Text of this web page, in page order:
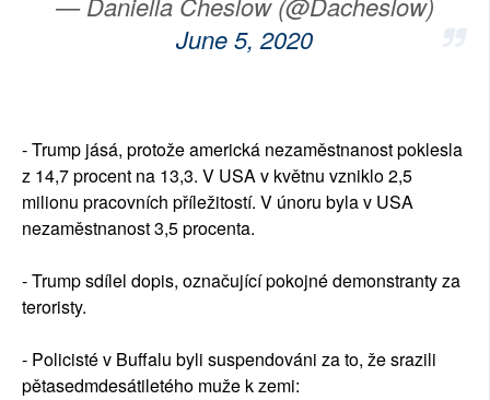
June 5, 2020
- Trump jásá, protože americká nezaměstnanost poklesla
z 14,7 procent na 13,3. V USA v květnu vzniklo 2,5
milionu pracovních příležitostí. V únoru byla v USA
nezaměstnanost 3,5 procenta.
- Trump sdílel dopis, označující pokojné demonstranty za
teroristy.
- Policisté v Buffalu byli suspendováni za to, že srazili
pětasedmdesátiletého muže k zemi: